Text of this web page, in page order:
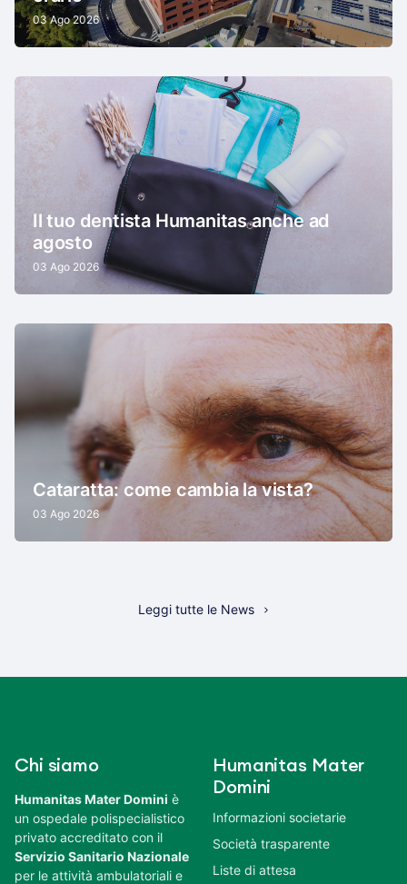
03 Ago 2026
Il tuo dentista Humanitas anche ad
agosto
03 Ago 2026
Cataratta: come cambia la vista?
03 Ago 2026
Leggi tutte le News
Chi siamo
Humanitas Mater Domini è
un ospedale polispecialistico
privato accreditato con il
Servizio Sanitario Nazionale
per le attività ambulatoriali e
Humanitas Mater
Domini
Informazioni societarie
Società trasparente
Liste di attesa